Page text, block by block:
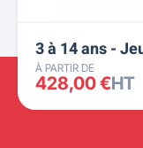
3 à 14 ans -
À PARTIR DE
428,00 €HT